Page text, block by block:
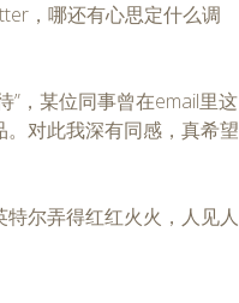
，哪还有心思定什么调
”，某位同事曾在email里这
对此我深有同感，真希望
尔弄得红红火火，人见人